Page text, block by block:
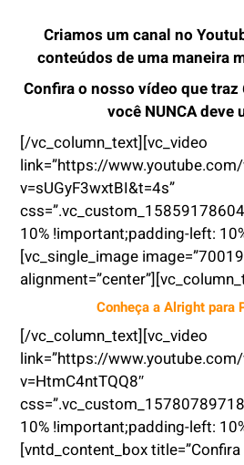
Criamos um canal no
conteúdos de uma maneira
Confira o nosso vídeo que traz
você NUNCA deve
[/vc_column_text][vc_video
link=”https://
v=sUGyF3wxtBI&t=4s”
10% !important;padding-left:
[vc_single_image
Conheçaa Alright para
[/vc_column_text][vc_video
link=”https://
v=HtmC4ntTQQ8″
10% !important;padding-left:
[vntd_content_box